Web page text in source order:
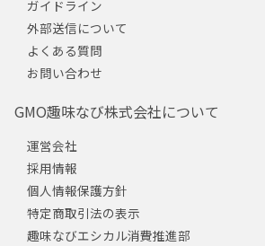
ガイドライン
外部送信について
よくある質問
お問い合わせ
GMO趣味なび株式会社について
運営会社
採用情報
個人情報保護方針
特定商取引法の表示
趣味なびエシカル消費推進部